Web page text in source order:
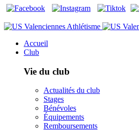
Accueil
Club
Vie du club
Actualités du club
Stages
Bénévoles
Équipements
Remboursements